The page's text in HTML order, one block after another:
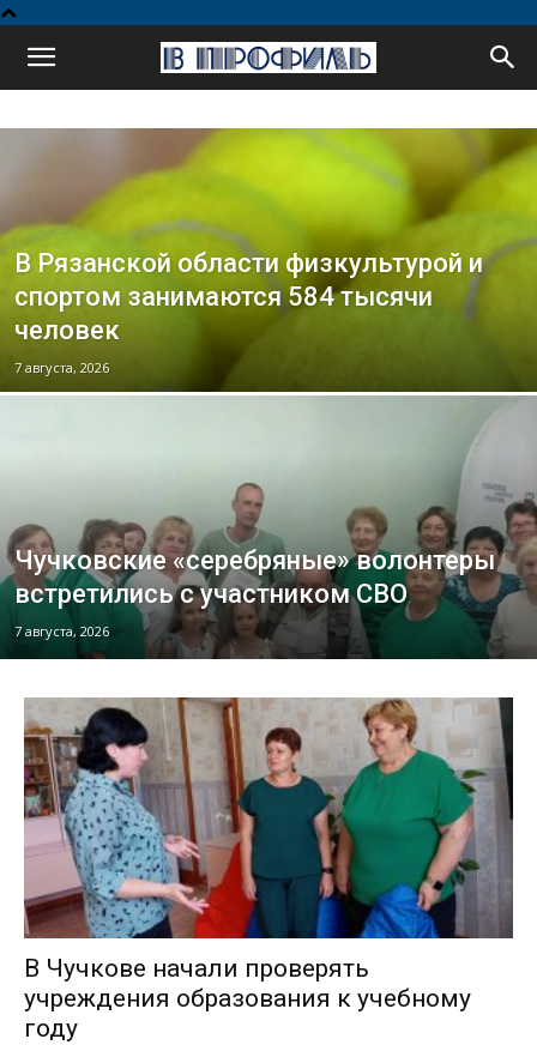
профиль
В Рязанской области физкультурой и
спортом занимаются 584 тысячи
человек
7 августа, 2026
Чучковские «серебряные» волонтеры
встретились с участником СВО
7 августа, 2026
В Чучкове начали проверять
учреждения образования к учебному
году